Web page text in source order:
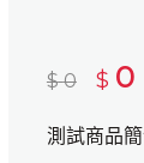
$ 0 $ 0
測試商品